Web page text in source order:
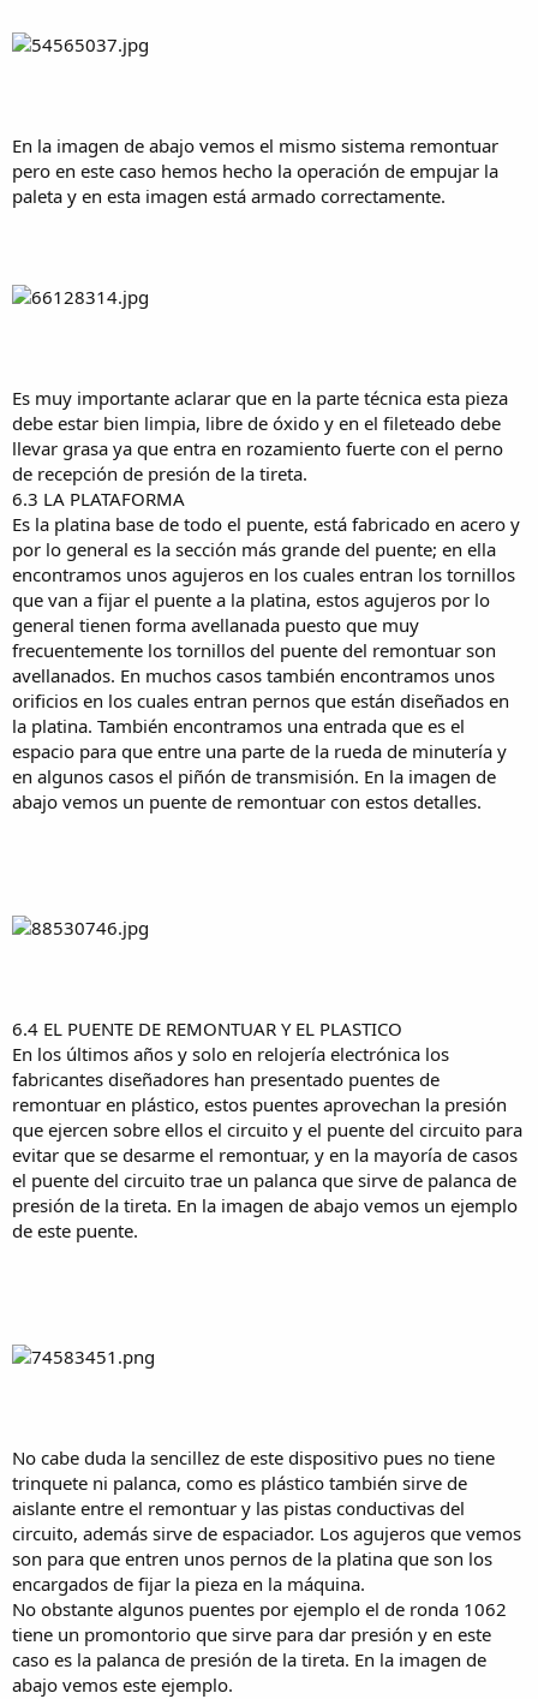
En la imagen de abajo vemos el mismo sistema remontuar
pero en este caso hemos hecho la operación de empujar la
paleta y en esta imagen está armado correctamente.
Es muy importante aclarar que en la parte técnica esta pieza
debe estar bien limpia, libre de óxido y en el fileteado debe
llevar grasa ya que entra en rozamiento fuerte con el perno
de recepción de presión de la tireta.
6.3 LA PLATAFORMA
Es la platina base de todo el puente, está fabricado en acero y
por lo general es la sección más grande del puente; en ella
encontramos unos agujeros en los cuales entran los tornillos
que van a fijar el puente a la platina, estos agujeros por lo
general tienen forma avellanada puesto que muy
frecuentemente los tornillos del puente del remontuar son
avellanados. En muchos casos también encontramos unos
orificios en los cuales entran pernos que están diseñados en
la platina. También encontramos una entrada que es el
espacio para que entre una parte de la rueda de minutería y
en algunos casos el piñón de transmisión. En la imagen de
abajo vemos un puente de remontuar con estos detalles.
6.4 EL PUENTE DE REMONTUAR Y EL PLASTICO
En los últimos años y solo en relojería electrónica los
fabricantes diseñadores han presentado puentes de
remontuar en plástico, estos puentes aprovechan la presión
que ejercen sobre ellos el circuito y el puente del circuito para
evitar que se desarme el remontuar, y en la mayoría de casos
el puente del circuito trae un palanca que sirve de palanca de
presión de la tireta. En la imagen de abajo vemos un ejemplo
de este puente.
No cabe duda la sencillez de este dispositivo pues no tiene
trinquete ni palanca, como es plástico también sirve de
aislante entre el remontuar y las pistas conductivas del
circuito, además sirve de espaciador. Los agujeros que vemos
son para que entren unos pernos de la platina que son los
encargados de fijar la pieza en la máquina.
No obstante algunos puentes por ejemplo el de ronda 1062
tiene un promontorio que sirve para dar presión y en este
caso es la palanca de presión de la tireta. En la imagen de
abajo vemos este ejemplo.